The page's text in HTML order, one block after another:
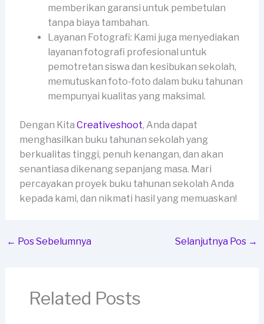
memberikan garansi untuk pembetulan
tanpa biaya tambahan.
Layanan Fotografi: Kami juga menyediakan
layanan fotografi profesional untuk
pemotretan siswa dan kesibukan sekolah,
memutuskan foto-foto dalam buku tahunan
mempunyai kualitas yang maksimal.
Dengan Kita Creativeshoot, Anda dapat
menghasilkan buku tahunan sekolah yang
berkualitas tinggi, penuh kenangan, dan akan
senantiasa dikenang sepanjang masa. Mari
percayakan proyek buku tahunan sekolah Anda
kepada kami, dan nikmati hasil yang memuaskan!
← Pos Sebelumnya Selanjutnya Pos →
Related Posts